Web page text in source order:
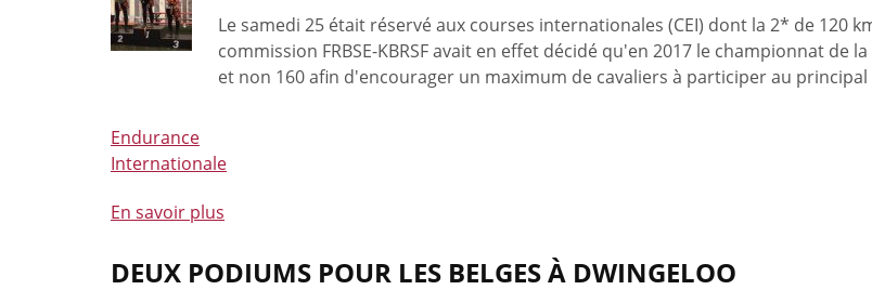
CEI3*
à
Torgnon
Le samedi 25 était réservé aux courses internationales (CEI) dont la 2* de 120
commission FRBSE-KBRSF avait en effet décidé qu'en 2017 le championnat
et non 160 afin d'encourager un maximum de cavaliers à participer au
Endurance
Internationale
En savoir plus
de
Martial
DEUX PODIUMS POUR LES BELGES À DWINGELOO